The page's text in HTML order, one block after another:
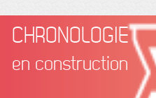
CHRONOLOGIE
en construction